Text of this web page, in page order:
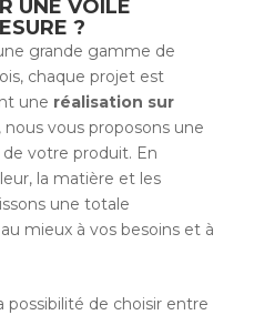
UNE VOILE
?
grande gamme de
chaque projet est
une réalisation sur
, nous vous proposons une
votre produit. En
la matière et les
une totale
mieux à vos besoins et à
possibilité de choisir entre